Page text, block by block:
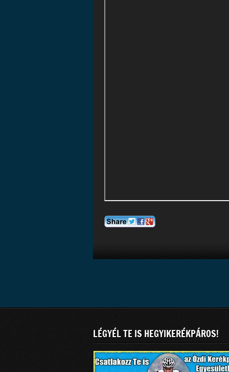
LÉGYÉL TE IS HEGYIKERÉKPÁROS!